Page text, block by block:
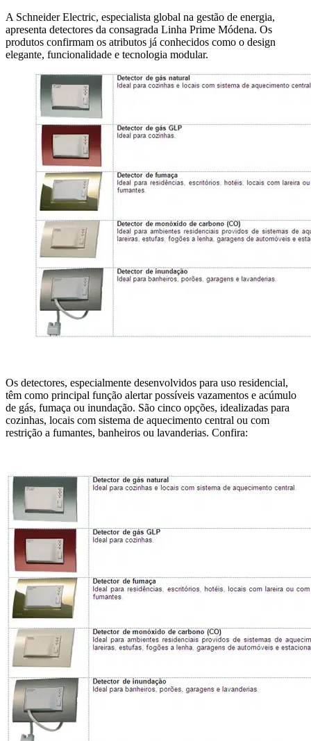
A Schneider Electric, especialista global na gestão de energia,
apresenta detectores da consagrada Linha Prime Módena. Os
produtos confirmam os atributos já conhecidos como o design
elegante, funcionalidade e tecnologia modular.
Os detectores, especialmente desenvolvidos para uso residencial,
têm como principal função alertar possíveis vazamentos e acúmulo
de gás, fumaça ou inundação. São cinco opções, idealizadas para
cozinhas, locais com sistema de aquecimento central ou com
restrição a fumantes, banheiros ou lavanderias. Confira: